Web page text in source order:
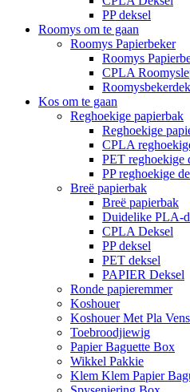
PP deksel
Roomys om te gaan
Roomys Papierbeker
Roomys
CPLA
Kos om te gaan
Reghoekige papierbak
Reghoekige
CPLA
PET reghoekige
PP reghoekige
Breë papierbak
Breë papierbak
Duidelike PLA-
CPLA Deksel
PP deksel
PET deksel
PAPIER Deksel
Ronde papieremmer
Koshouer
Koshouer Met Pla
Toebroodjiewig
Papier Baguette Box
Wikkel Pakkie
Klem Klem Papier